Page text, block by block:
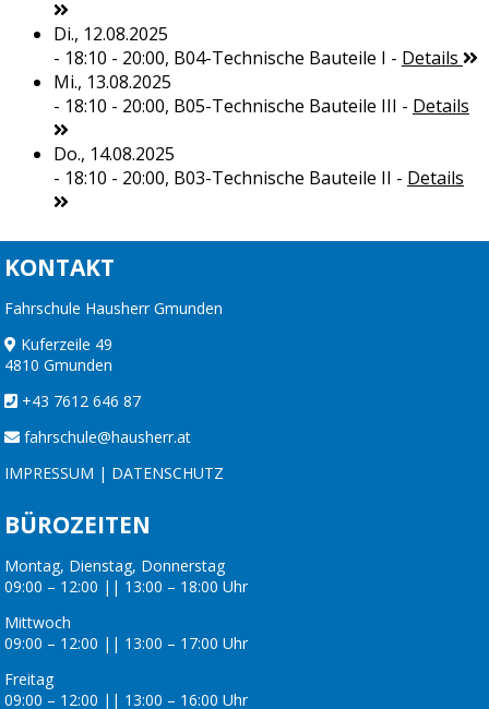
Di., 12.08.2025
- 18:10 - 20:00, B04-Technische Bauteile I - Details
Mi., 13.08.2025
- 18:10 - 20:00, B05-Technische Bauteile III - Details
Do., 14.08.2025
- 18:10 - 20:00, B03-Technische Bauteile II - Details
KONTAKT
Fahrschule Hausherr Gmunden
Kuferzeile 49
4810 Gmunden
+43 7612 646 87
fahrschule@hausherr.at
IMPRESSUM | DATENSCHUTZ
BÜROZEITEN
Montag, Dienstag, Donnerstag
09:00 – 12:00 || 13:00 – 18:00 Uhr
Mittwoch
09:00 – 12:00 || 13:00 – 17:00 Uhr
Freitag
09:00 – 12:00 || 13:00 – 16:00 Uhr